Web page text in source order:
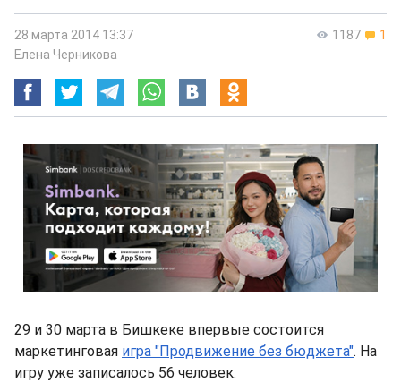
1187 1
28 марта 2014 13:37
Елена Черникова
29 и 30 марта в Бишкеке впервые состоится
маркетинговая игра "Продвижение без бюджета". На
игру уже записалось 56 человек.